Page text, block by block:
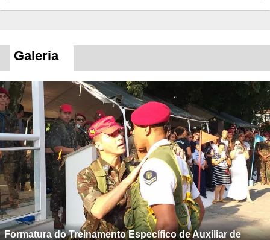
Galeria
Formatura do Treinamento Específico de Auxiliar de